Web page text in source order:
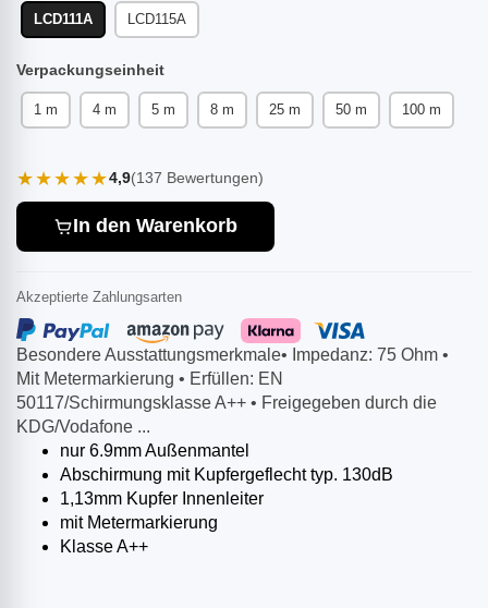
Besondere Ausstattungsmerkmale• Impedanz: 75 Ohm •
Mit Metermarkierung • Erfüllen: EN
50117/Schirmungsklasse A++ • Freigegeben durch die
KDG/Vodafone ...
nur 6.9mm Außenmantel
Abschirmung mit Kupfergeflecht typ. 130dB
1,13mm Kupfer Innenleiter
mit Metermarkierung
Klasse A++
LCD111A LCD115A
Verpackungseinheit
1 m 4 m 5 m 8 m 25 m 50 m 100 m
★★★★★4,9(137 Bewertungen)
In den Warenkorb
Akzeptierte Zahlungsarten